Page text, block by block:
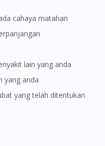
cahaya matahari
yang anda